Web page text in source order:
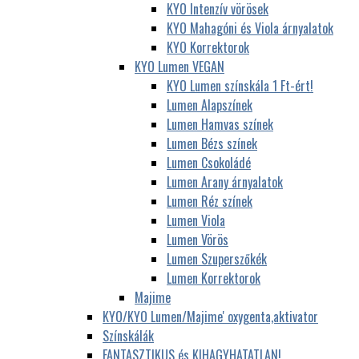
KYO Intenzív vörösek
KYO Mahagóni és Viola árnyalatok
KYO Korrektorok
KYO Lumen VEGAN
KYO Lumen színskála 1 Ft-ért!
Lumen Alapszínek
Lumen Hamvas színek
Lumen Bézs színek
Lumen Csokoládé
Lumen Arany árnyalatok
Lumen Réz színek
Lumen Viola
Lumen Vörös
Lumen Szuperszőkék
Lumen Korrektorok
Majime
KYO/KYO Lumen/Majime' oxygenta,aktivator
Színskálák
FANTASZTIKUS és KIHAGYHATATLAN!